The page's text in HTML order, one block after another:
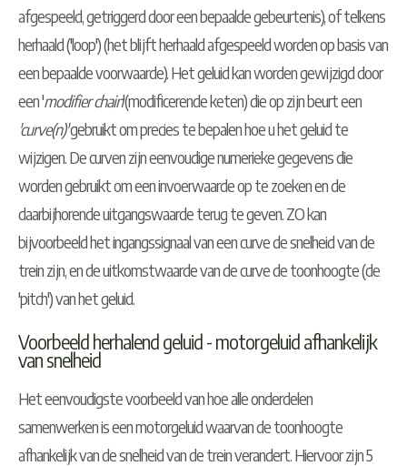
afgespeeld, getriggerd door een bepaalde gebeurtenis), of telkens
herhaald ('loop') (het blijft herhaald afgespeeld worden op basis van
een bepaalde voorwaarde). Het geluid kan worden gewijzigd door
een 'modifier chain'(modificerende keten) die op zijn beurt een
'curve(n)'gebruikt om precies te bepalen hoe u het geluid te
wijzigen. De curven zijn eenvoudige numerieke gegevens die
worden gebruikt om een invoerwaarde op te zoeken en de
daarbijhorende uitgangswaarde terug te geven. ZO kan
bijvoorbeeld het ingangssignaal van een curve de snelheid van de
trein zijn, en de uitkomstwaarde van de curve de toonhoogte (de
'pitch') van het geluid.
Voorbeeld herhalend geluid - motorgeluid afhankelijk
van snelheid
Het eenvoudigste voorbeeld van hoe alle onderdelen
samenwerken is een motorgeluid waarvan de toonhoogte
afhankelijk van de snelheid van de trein verandert. Hiervoor zijn 5